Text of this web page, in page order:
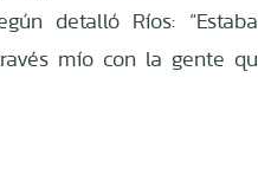
detalló Ríos:
mío con la gente